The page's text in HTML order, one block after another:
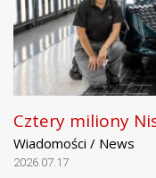
Cztery miliony
Wiadomości / News
2026.07.17